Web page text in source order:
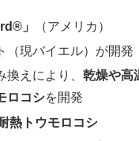
」
（アメリカ）
（現バイエル）が開発
換えにより、乾燥や高
ロコシを開発
熱トウモロコシ